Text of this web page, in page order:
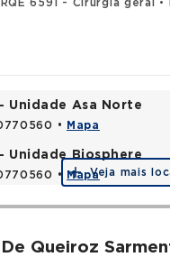
RQE 6591 - Cirurgia geral •
Unidade Asa Norte
• Mapa
Unidade Biosphere
• MapaVeja mais
Queiroz